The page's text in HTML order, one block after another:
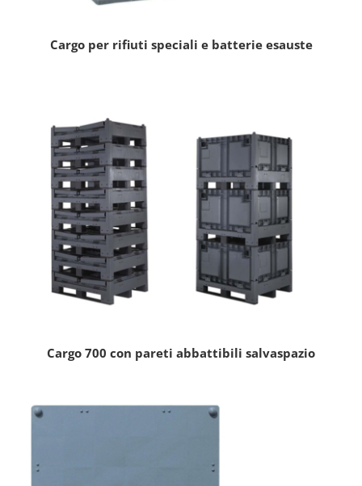
Cargo per rifiuti speciali e batterie esauste
Cargo 700 con pareti abbattibili salvaspazio